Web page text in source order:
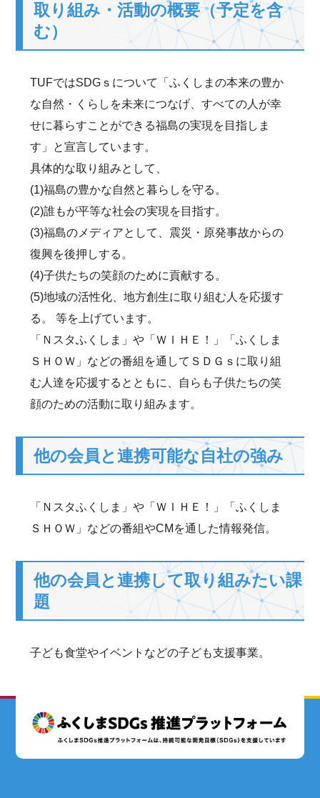
取り組み・活動の概要（予定を含
む）
TUFではSDGｓについて「ふくしまの本来の豊か
な自然・くらしを未来につなげ、すべての人が幸
せに暮らすことができる福島の実現を目指しま
す」と宣言しています。
具体的な取り組みとして、
(1)福島の豊かな自然と暮らしを守る。
(2)誰もが平等な社会の実現を目指す。
(3)福島のメディアとして、震災・原発事故からの
復興を後押しする。
(4)子供たちの笑顔のために貢献する。
(5)地域の活性化、地方創生に取り組む人を応援す
る。 等を上げています。
「Ｎスタふくしま」や「ＷＩＨＥ！」「ふくしま
ＳＨＯＷ」などの番組を通してＳＤＧｓに取り組
む人達を応援するとともに、自らも子供たちの笑
顔のための活動に取り組みます。
他の会員と連携可能な自社の強み
「Ｎスタふくしま」や「ＷＩＨＥ！」「ふくしま
ＳＨＯＷ」などの番組やCMを通した情報発信。
他の会員と連携して取り組みたい課
題
子ども食堂やイベントなどの子ども支援事業。